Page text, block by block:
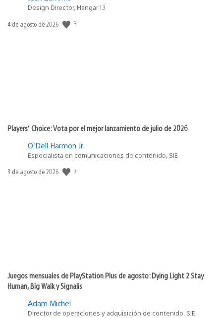
Design Director, Hangar 13
Fecha
4 de agosto de 2026 3
Players’ Choice: Vota por el mejor lanzamiento de julio de 2026
O'Dell Harmon Jr.
Especialista en comunicaciones de contenido, SIE
Fecha
3 de agosto de 2026 7
Juegos mensuales de PlayStation Plus de agosto: Dying Light 2 Stay
Human, Big Walk y Signalis
Adam Michel
Director de operaciones y adquisición de contenido, SIE